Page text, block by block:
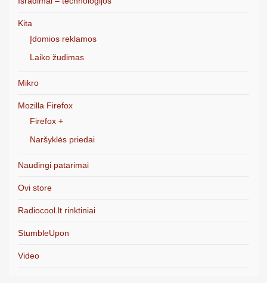
Kita
Įdomios reklamos
Laiko žudimas
Mikro
Mozilla Firefox
Firefox +
Naršyklės priedai
Naudingi patarimai
Ovi store
Radiocool.lt rinktiniai
StumbleUpon
Video